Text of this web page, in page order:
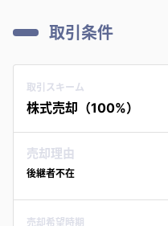
取引条件
取引スキーム
株式売却（100%）
売却理由
後継者不在
売却希望時期